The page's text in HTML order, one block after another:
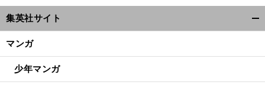
ウ
ィ
ン
ウ
開
集英社サイト
マンガ
少年マンガ